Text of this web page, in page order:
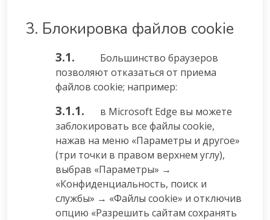
3. Блокировка файлов cookie
3.1.
Большинство браузеров
позволяют отказаться от приема
файлов cookie; например:
3.1.1.
в Microsoft Edge вы можете
заблокировать все файлы cookie,
нажав на меню «Параметры и другое»
(три точки в правом верхнем углу),
выбрав «Параметры» →
«Конфиденциальность, поиск и
службы» → «Файлы cookie» и отключив
опцию «Разрешить сайтам сохранять